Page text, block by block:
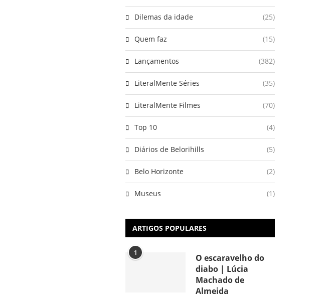
Dilemas da idade (25)
Quem faz (15)
Lançamentos (382)
LiteralMente Séries (35)
LiteralMente Filmes (70)
Top 10 (4)
Diários de Belorihills (5)
Belo Horizonte (2)
Museus (1)
ARTIGOS POPULARES
1
O escaravelho do
diabo | Lúcia
Machado de
Almeida